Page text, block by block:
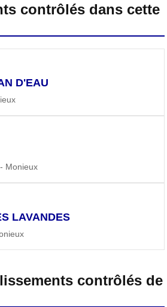
contrôlés dans cette
D'EAU
Monieux
LAVANDES
contrôlés de